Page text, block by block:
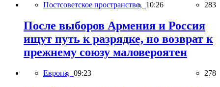
Постсоветское пространство, 10:26 283
После выборов Армения и Россия
ищут путь к разрядке, но возврат к
прежнему союзу маловероятен
Европа, 09:23 278